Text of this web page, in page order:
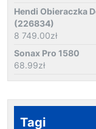
Hendi Obieraczka
(226834)
8 749.00zł
Sonax Pro 1580
68.99zł
Tagi